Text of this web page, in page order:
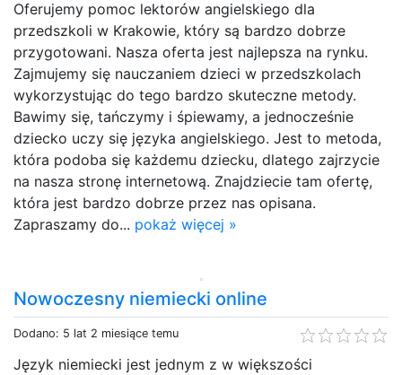
Oferujemy pomoc lektorów angielskiego dla
przedszkoli w Krakowie, który są bardzo dobrze
przygotowani. Nasza oferta jest najlepsza na rynku.
Zajmujemy się nauczaniem dzieci w przedszkolach
wykorzystując do tego bardzo skuteczne metody.
Bawimy się, tańczymy i śpiewamy, a jednocześnie
dziecko uczy się języka angielskiego. Jest to metoda,
która podoba się każdemu dziecku, dlatego zajrzycie
na nasza stronę internetową. Znajdziecie tam ofertę,
która jest bardzo dobrze przez nas opisana.
Zapraszamy do... pokaż więcej »
Nowoczesny niemiecki online
Dodano: 5 lat 2 miesiące temu
Język niemiecki jest jednym z w większości